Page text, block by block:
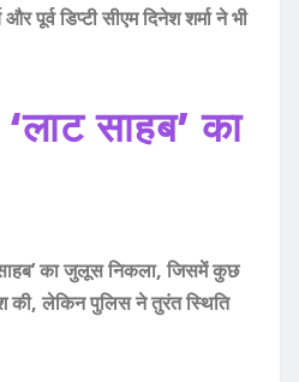
पूर्व डिप्टी सीएम दिनेश शर्मा ने भी
साहब’ का
का जुलूस निकला, जिसमें कुछ
की, लेकिन पुलिस ने तुरंत स्थिति